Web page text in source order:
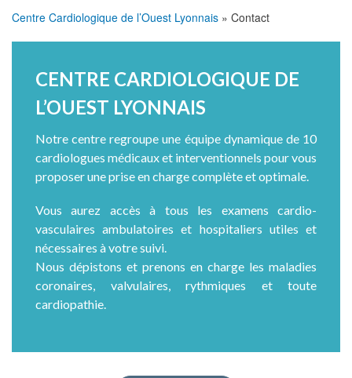
FIL
D'ARIANE
Centre Cardiologique de l’Ouest Lyonnais Contact
CENTRE CARDIOLOGIQUE DE
L’OUEST LYONNAIS
Notre centre regroupe une équipe dynamique de 10
cardiologues médicaux et interventionnels pour vous
proposer une prise en charge complète et optimale.
Vous aurez accès à tous les examens cardio-
vasculaires ambulatoires et hospitaliers utiles et
nécessaires à votre suivi.
Nous dépistons et prenons en charge les maladies
coronaires, valvulaires, rythmiques et toute
cardiopathie.